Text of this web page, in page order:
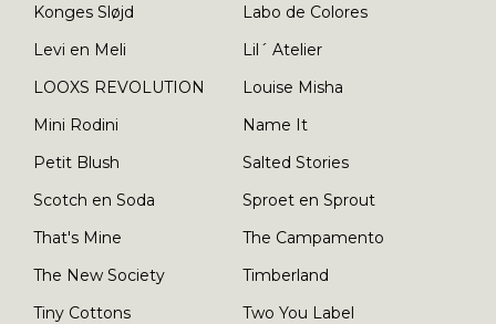
Konges Sløjd
Labo de Colores
Levi en Meli
Lil´ Atelier
LOOXS REVOLUTION
Louise Misha
Mini Rodini
Name It
Petit Blush
Salted Stories
Scotch en Soda
Sproet en Sprout
That's Mine
The Campamento
The New Society
Timberland
Tiny Cottons
Two You Label